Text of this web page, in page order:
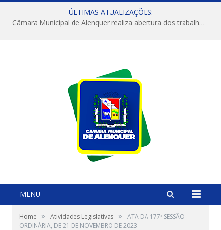
ÚLTIMAS ATUALIZAÇÕES:
Câmara Municipal de Alenquer realiza abertura dos trabalhos do 4º Período Legislativo
MENU
Home » Atividades Legislativas »
ATA DA 177ª SESSÃO
ORDINÁRIA, DE 21 DE NOVEMBRO DE 2023